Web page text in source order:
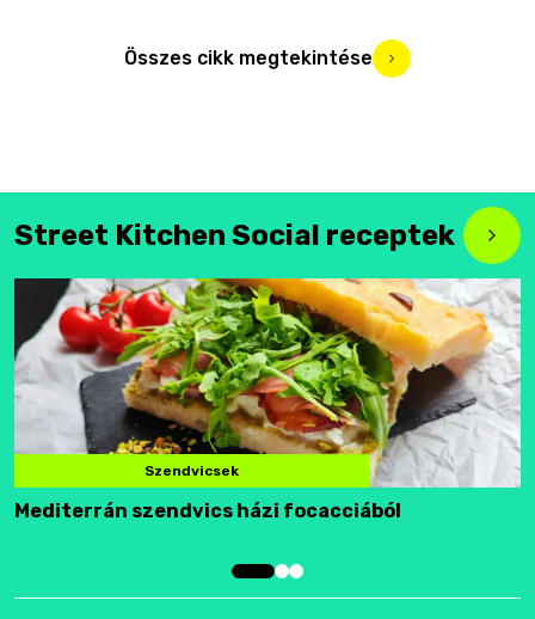
Összes cikk megtekintése
Street Kitchen Social receptek
Szendvicsek
Mediterrán szendvics házi focacciából